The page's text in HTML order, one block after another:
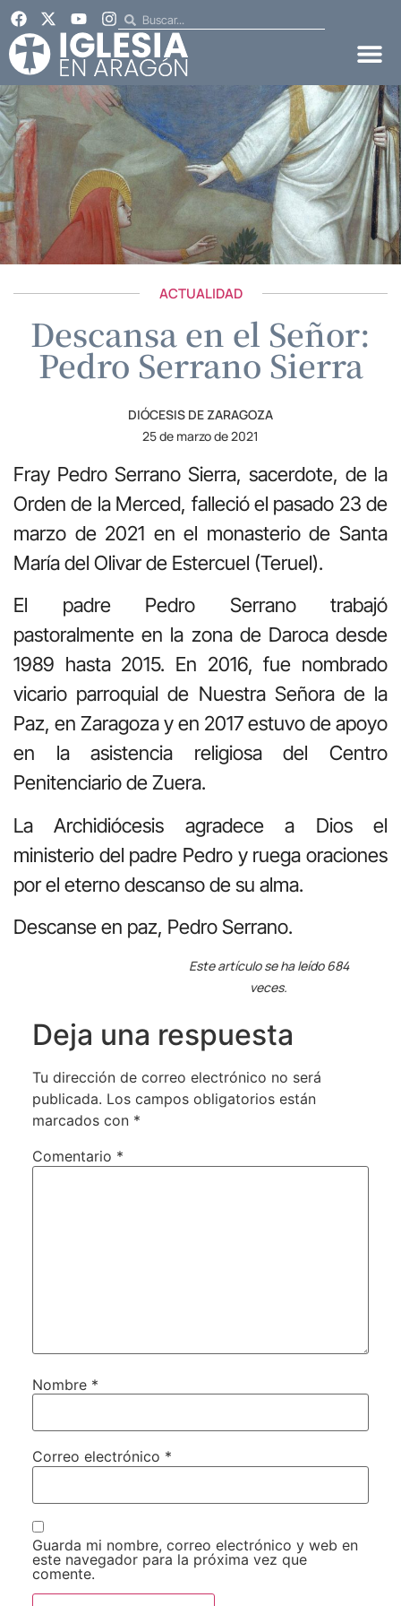
ACTUALIDAD
Descansa en el Señor:
Pedro Serrano Sierra
DIÓCESIS DE ZARAGOZA
25 de marzo de 2021
Fray Pedro Serrano Sierra, sacerdote, de la
Orden de la Merced, falleció el pasado 23 de
marzo de 2021 en el monasterio de Santa
María del Olivar de Estercuel (Teruel).
El padre Pedro Serrano trabajó
pastoralmente en la zona de Daroca desde
1989 hasta 2015. En 2016, fue nombrado
vicario parroquial de Nuestra Señora de la
Paz, en Zaragoza y en 2017 estuvo de apoyo
en la asistencia religiosa del Centro
Penitenciario de Zuera.
La Archidiócesis agradece a Dios el
ministerio del padre Pedro y ruega oraciones
por el eterno descanso de su alma.
Descanse en paz, Pedro Serrano.
Este artículo se ha leído 684
veces.
Deja una respuesta
Tu dirección de correo electrónico no será
publicada. Los campos obligatorios están
marcados con *
Comentario *
Nombre *
Correo electrónico *
Guarda mi nombre, correo electrónico y web en
este navegador para la próxima vez que
comente.